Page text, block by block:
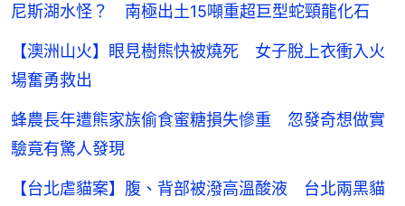
尼斯湖水怪？ 南極出土15噸重超巨型蛇頸龍化石
【澳洲山火】眼見樹熊快被燒死 女子脫上衣衝入火
場奮勇救出
蜂農長年遭熊家族偷食蜜糖損失慘重 忽發奇想做實
驗竟有驚人發現
【台北虐貓案】腹、背部被潑高溫酸液 台北兩黑貓